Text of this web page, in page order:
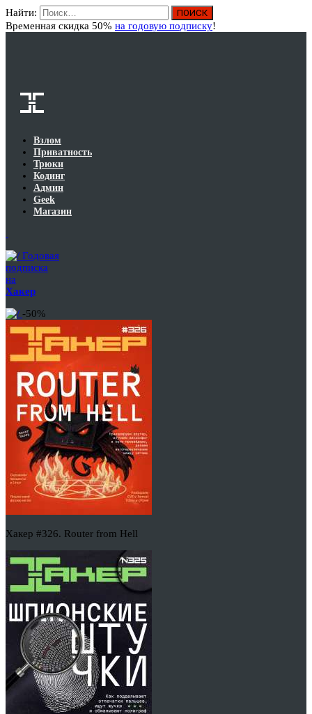
Найти:
Временная скидка 50% на годовую подписку!
Взлом
Приватность
Трюки
Кодинг
Админ
Geek
Магазин
Годовая
подписка
на
Хакер
-50%
Хакер #326. Router from Hell